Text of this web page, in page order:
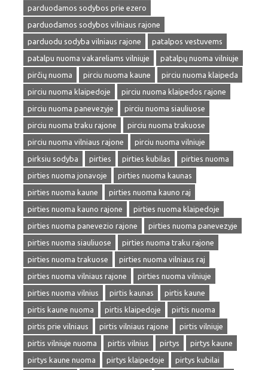
parduodamos sodybos prie ezero
parduodamos sodybos vilniaus rajone
parduodu sodyba vilniaus rajone
patalpos vestuvems
patalpu nuoma vakareliams vilniuje
patalpų nuoma vilniuje
pirčių nuoma
pirciu nuoma kaune
pirciu nuoma klaipeda
pirciu nuoma klaipedoje
pirciu nuoma klaipedos rajone
pirciu nuoma panevezyje
pirciu nuoma siauliuose
pirciu nuoma traku rajone
pirciu nuoma trakuose
pirciu nuoma vilniaus rajone
pirciu nuoma vilniuje
pirksiu sodyba
pirties pirties kubilas
pirties nuoma
pirties nuoma jonavoje
pirties nuoma kaunas
pirties nuoma kaune
pirties nuoma kauno raj
pirties nuoma kauno rajone
pirties nuoma klaipedoje
pirties nuoma panevezio rajone
pirties nuoma panevezyje
pirties nuoma siauliuose
pirties nuoma traku rajone
pirties nuoma trakuose
pirties nuoma vilniaus raj
pirties nuoma vilniaus rajone
pirties nuoma vilniuje
pirties nuoma vilnius
pirtis kaunas
pirtis kaune
pirtis kaune nuoma
pirtis klaipedoje
pirtis nuoma
pirtis prie vilniaus
pirtis vilniaus rajone
pirtis vilniuje
pirtis vilniuje nuoma
pirtis vilnius pirtys
pirtys kaune
pirtys kaune nuoma
pirtys klaipedoje
pirtys kubilai